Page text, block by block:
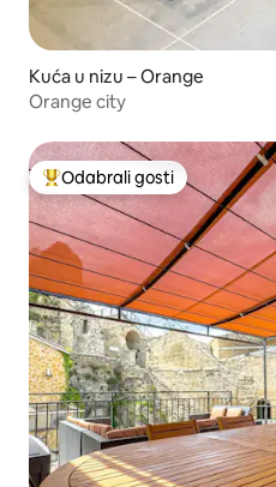
Kuća u nizu – Orange
Orange city
Među najviše rangiranima s
Odabrali gosti